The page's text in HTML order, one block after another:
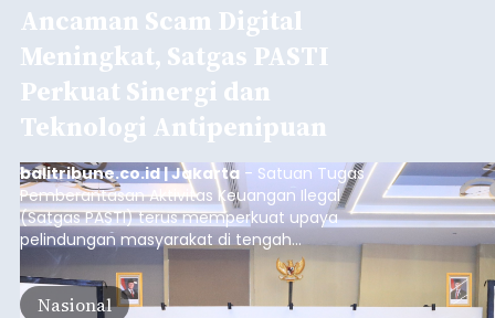
Ancaman Scam Digital
Meningkat, Satgas PASTI
Perkuat Sinergi dan
Teknologi Antipenipuan
balitribune.co.id | Jakarta - Satuan Tugas
Pemberantasan Aktivitas Keuangan Ilegal
(Satgas PASTI) terus memperkuat upaya
pelindungan masyarakat di tengah
meningkatnya ancaman penipuan digital yang
semakin kompleks.
Nasional